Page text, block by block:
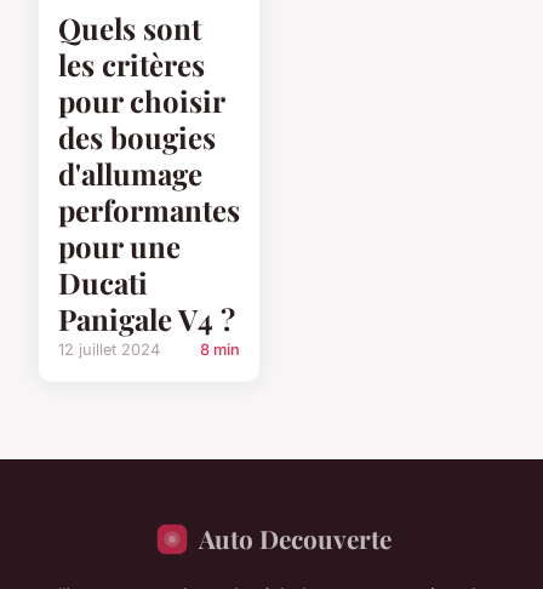
Quels sont
les critères
pour choisir
des bougies
d'allumage
performantes
pour une
Ducati
Panigale V4 ?
12 juillet 2024 8 min
Auto Decouverte